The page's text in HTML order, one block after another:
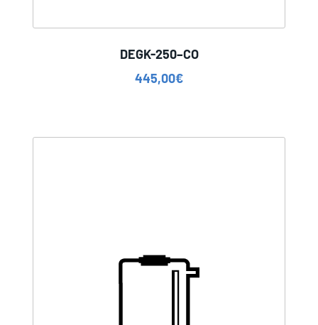
DEGK-250–CO
445,00€